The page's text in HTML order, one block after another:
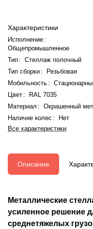
Характеристики
Исполнение :
Общепромышленное
Тип : Стеллаж полочный
Тип сборки:
Резьбовая
Мобильность :
Цвет :
RAL 7035
Материал : Окрашенный
Наличие колес :
Нет
Все характеристики
Описание
Металлические
усиленное решение
среднетяжелых